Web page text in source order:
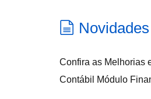
Confira as Melhorias
Contábil Módulo